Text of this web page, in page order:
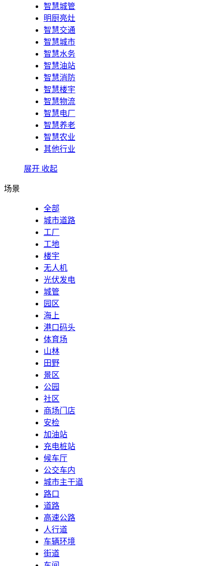
智慧城管
明厨亮灶
智慧交通
智慧城市
智慧水务
智慧油站
智慧消防
智慧楼宇
智慧物流
智慧电厂
智慧养老
智慧农业
其他行业
展开 收起
场景
全部
城市道路
工厂
工地
楼宇
无人机
光伏发电
城管
园区
海上
港口码头
体育场
山林
田野
景区
公园
社区
商场门店
安检
加油站
充电桩站
候车厅
公交车内
城市主干道
路口
道路
高速公路
人行道
车辆环境
街道